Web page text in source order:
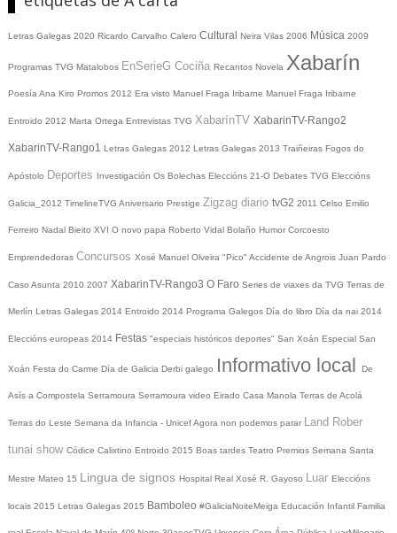
Letras Galegas 2020 Ricardo Carvalho Calero Cultural Neira Vilas 2006 Música 2009
Programas TVG Matalobos EnSerieG Cociña Recantos Novela Xabarín
Poesía Ana Kiro Promos 2012 Era visto Manuel Fraga Iribarne Manuel Fraga Iribarne
Entroido 2012 Marta Ortega Entrevistas TVG XabarínTV XabarinTV-Rango2
XabarinTV-Rango1 Letras Galegas 2012 Letras Galegas 2013 Traiñeiras Fogos do
Apóstolo Deportes Investigación Os Bolechas Eleccións 21-O Debates TVG Eleccións
Galicia_2012 TimelineTVG Aniversario Prestige Zigzag diario tvG2 2011 Celso Emilio
Ferreiro Nadal Bieito XVI O novo papa Roberto Vidal Bolaño Humor Corcoesto
Emprendedoras Concursos Xosé Manuel Olveira "Pico" Accidente de Angrois Juan Pardo
Caso Asunta 2010 2007 XabarinTV-Rango3 O Faro Series de viaxes da TVG Terras de
Merlín Letras Galegas 2014 Entroido 2014 Programa Galegos Día do libro Día da nai 2014
Eleccións europeas 2014 Festas "especiais históricos deportes" San Xoán Especial San
Xoán Festa do Carme Día de Galicia Derbi galego Informativo local De
Asís a Compostela Serramoura Serramoura video Eirado Casa Manola Terras de Acolá
Terras do Leste Semana da Infancia - UnicefAgora non podemos parar Land Rober
tunai show Códice Calixtino Entroido 2015 Boas tardes Teatro Premios Semana Santa
Mestre Mateo 15 Lingua de signos Hospital Real Xosé R. Gayoso Luar Eleccións
locais 2015 Letras Galegas 2015 Bamboleo #GaliciaNoiteMeiga Educación Infantil Familia